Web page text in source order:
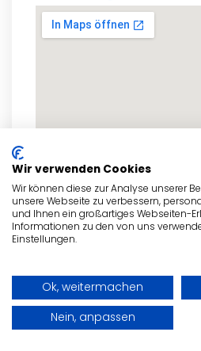
zum Routenplaner
- Anzeige -
Wir verwenden Cookies
Wir können diese zur Analyse unserer
unsere Webseite zu verbessern,
und Ihnen ein großartiges Webseiten-
Informationen zu den von uns
Einstellungen.
Ok, weitermachen
Nein, anpassen